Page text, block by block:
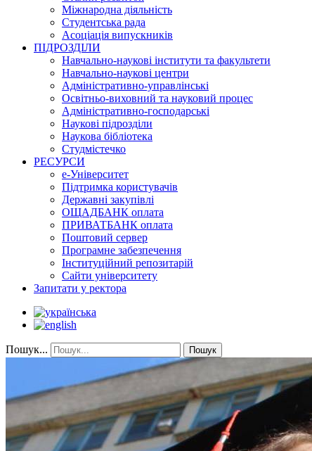
Міжнародна діяльність
Студентська рада
Асоціація випускників
ПІДРОЗДІЛИ
Навчально-наукові інститути та факультети
Навчально-наукові центри
Адміністративно-управлінські
Освітньо-виховний та науковий процес
Адміністративно-господарські
Наукові підрозділи
Наукова бібліотека
Студмістечко
РЕСУРСИ
е-Університет
Підтримка користувачів
Державні закупівлі
ОЩАДБАНК оплата
ПРИВАТБАНК оплата
Поштовий сервер
Програмне забезпечення
Інституційний репозитарій
Сайти університету
Запитати у ректора
Пошук... Пошук